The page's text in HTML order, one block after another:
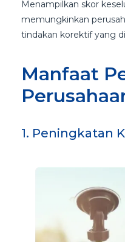
Menampilkan skor
memungkinkan
tindakan korektif yang
Manfaat
1. Peningkatan